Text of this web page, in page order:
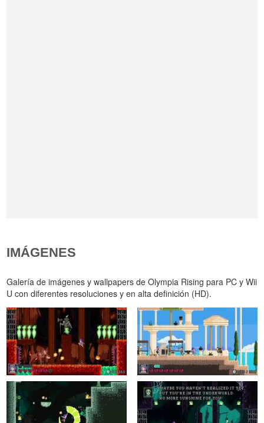
IMÁGENES
Galería de imágenes y wallpapers de Olympia Rising para PC y Wii
U con diferentes resoluciones y en alta definición (HD).